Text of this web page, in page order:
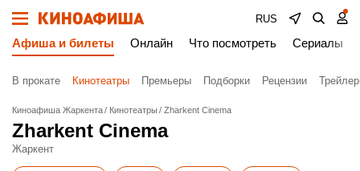
RUS
Афиша и билеты Онлайн Что посмотреть Сериалы
В прокате Кинотеатры Премьеры Подборки Рецензии
Киноафиша Жаркента Кинотеатры Zharkent Cinema
Zharkent Cinema
Жаркент